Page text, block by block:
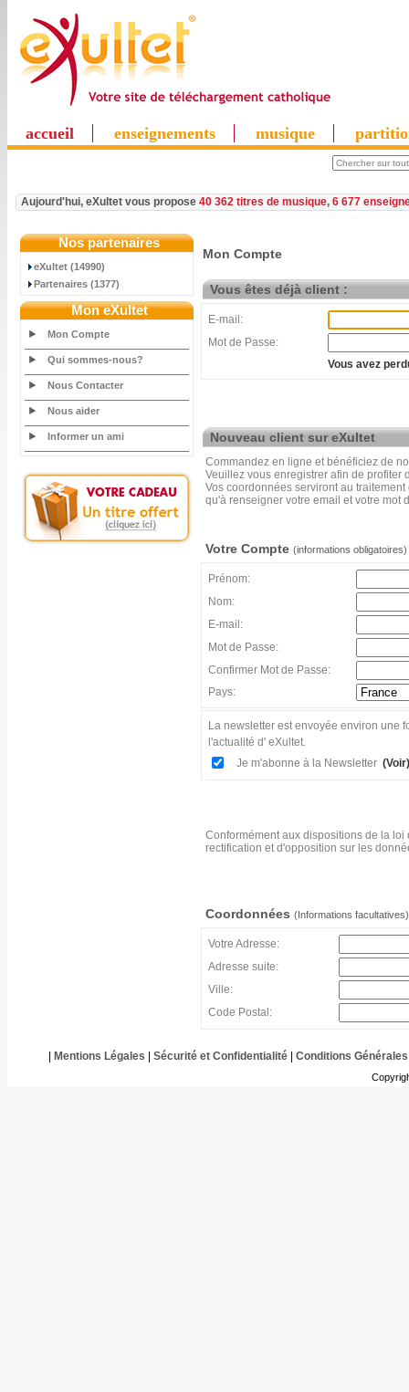
accueil enseignements musique
Aujourd'hui, eXultet vous propose 40 362 titres de musique, 6 677
Nos partenaires
eXultet (14990)
Partenaires (1377)
Mon eXultet
Mon Compte
Qui sommes-nous?
Nous Contacter
Nous aider
Informer un ami
Mon Compte
Vous êtes déjà client :
E-mail:
Mot de Passe:
Vous avez
Nouveau client sur eXultet
Commandez en ligne et bénéficiez de
Veuillez vous enregistrer afin de profiter
Vos coordonnées serviront au
qu'à renseigner votre email et votre mot
Votre Compte (informations obligatoires)
Prénom:
Nom:
E-mail:
Mot de Passe:
Confirmer Mot de Passe:
Pays:
La newsletter est envoyée environ une
l'actualité d' eXultet.
Je m'abonne à la Newsletter (Voir)
Conformément aux dispositions de la
rectification et d'opposition sur les
Coordonnées (Informations facultatives)
Votre Adresse:
Adresse suite:
Ville:
Code Postal:
Mentions Légales Sécurité et Confidentialité| Conditions Générales